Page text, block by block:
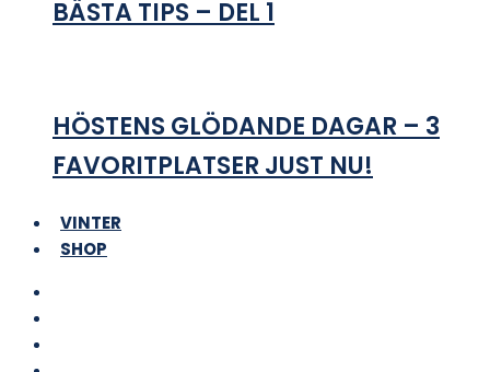
BÄSTA TIPS – DEL 1
HÖSTENS GLÖDANDE DAGAR – 3
FAVORITPLATSER JUST NU!
VINTER
SHOP